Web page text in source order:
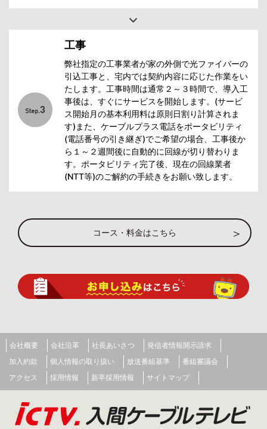
工事
弊社指定の工事業者が家の外側で光ファイバーの
引込工事と、宅内では契約内容に応じた作業をい
たします。工事時間は通常２～３時間で、導入工
事後は、すぐにサービスを開始します。(サービ
ス開始月の基本利用料は原則日割り計算されま
す)また、ケーブルプラス電話をポータビリティ
(電話番号の引き継ぎ)でご希望の場合、工事後か
ら１～２週間後に自動的に回線が切り替わりま
す。ポータビリティ完了後、現在の回線業者
(NTT等)のご解約の手続きをお願い致します。
コース・料金はこちら
会社概要 会社沿革 社長あいさつ
発信者情報開示請求
加入約款
個人情報の取り扱い 放送番組基準
番組審議会
アクセス
採用情報 新卒採用情報 サイトマップ